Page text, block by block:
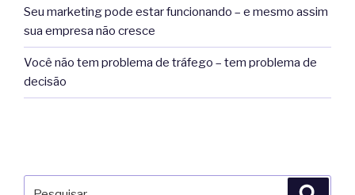
Seu marketing pode estar funcionando – e mesmo assim
sua empresa não cresce
Você não tem problema de tráfego – tem problema de
decisão